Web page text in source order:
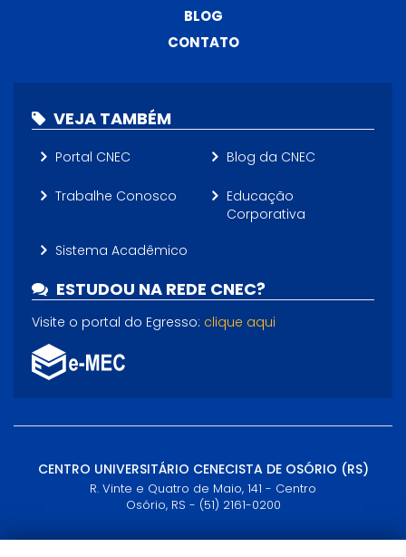
BLOG
CONTATO
VEJA TAMBÉM
Portal CNEC Blog da CNEC
Trabalhe Conosco
Educação
Corporativa
Sistema Acadêmico
ESTUDOU NA REDE CNEC?
Visite o portal do Egresso: clique aqui
CENTRO UNIVERSITÁRIO CENECISTA DE OSÓRIO (RS)
R. Vinte e Quatro de Maio, 141 - Centro
Osório, RS - (51) 2161-0200